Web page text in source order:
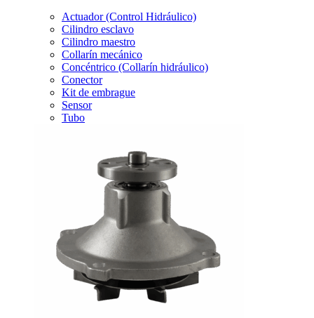
Actuador (Control Hidráulico)
Cilindro esclavo
Cilindro maestro
Collarín mecánico
Concéntrico (Collarín hidráulico)
Conector
Kit de embrague
Sensor
Tubo